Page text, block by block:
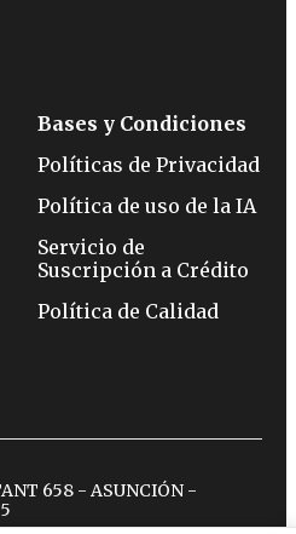
Bases y Condiciones
Políticas de Privacidad
Política de uso de la IA
Servicio de
Suscripción a Crédito
Política de Calidad
658 - ASUNCIÓN -